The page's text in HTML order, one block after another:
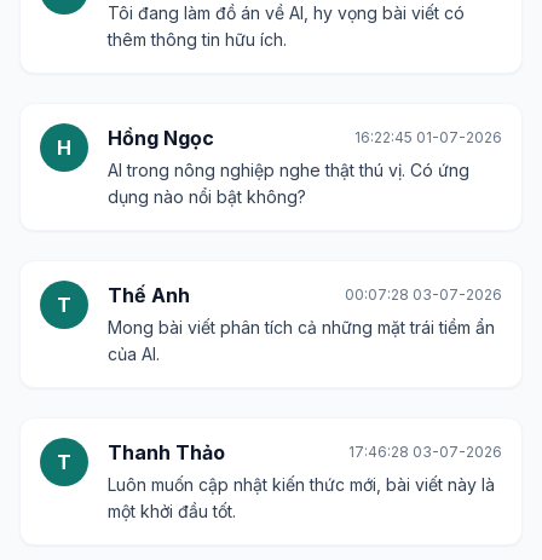
Tôi đang làm đồ án về AI, hy vọng bài viết có
thêm thông tin hữu ích.
H Hồng Ngọc 16:22:45 01-07-2026
AI trong nông nghiệp nghe thật thú vị. Có ứng
dụng nào nổi bật không?
T Thế Anh 00:07:28 03-07-2026
Mong bài viết phân tích cả những mặt trái tiềm ẩn
của AI.
T Thanh Thảo 17:46:28 03-07-2026
Luôn muốn cập nhật kiến thức mới, bài viết này là
một khởi đầu tốt.